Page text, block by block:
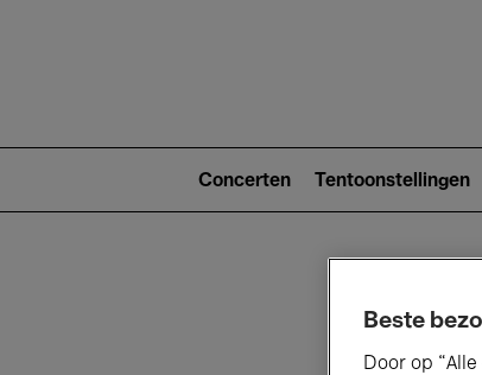
2)
Concerten Tentoonstellingen
Beste
Door op